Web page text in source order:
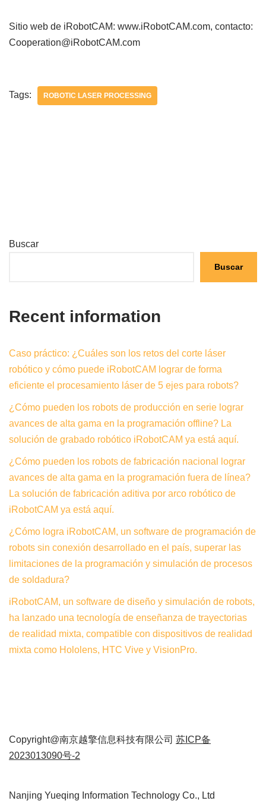
Sitio web de iRobotCAM: www.iRobotCAM.com, contacto:
Cooperation@iRobotCAM.com
Tags: ROBOTIC LASER PROCESSING
Buscar
Buscar
Recent information
Caso práctico: ¿Cuáles son los retos del corte láser
robótico y cómo puede iRobotCAM lograr de forma
eficiente el procesamiento láser de 5 ejes para robots?
¿Cómo pueden los robots de producción en serie lograr
avances de alta gama en la programación offline? La
solución de grabado robótico iRobotCAM ya está aquí.
¿Cómo pueden los robots de fabricación nacional lograr
avances de alta gama en la programación fuera de línea?
La solución de fabricación aditiva por arco robótico de
iRobotCAM ya está aquí.
¿Cómo logra iRobotCAM, un software de programación de
robots sin conexión desarrollado en el país, superar las
limitaciones de la programación y simulación de procesos
de soldadura?
iRobotCAM, un software de diseño y simulación de robots,
ha lanzado una tecnología de enseñanza de trayectorias
de realidad mixta, compatible con dispositivos de realidad
mixta como Hololens, HTC Vive y VisionPro.
Copyright@南京越擎信息科技有限公司 苏ICP备
2023013090号-2
Nanjing Yueqing Information Technology Co., Ltd